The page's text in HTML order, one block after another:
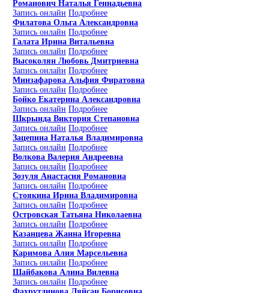
Романович Наталья Геннадьевна
Запись онлайн Подробнее
Филатова Ольга Александровна
Запись онлайн Подробнее
Галата Ирина Витальевна
Запись онлайн Подробнее
Высоколян Любовь Дмитриевна
Запись онлайн Подробнее
Минзафарова Альфия Фиратовна
Запись онлайн Подробнее
Бойко Екатерина Александровна
Запись онлайн Подробнее
Шкрында Виктория Степановна
Запись онлайн Подробнее
Зацепина Наталья Владимировна
Запись онлайн Подробнее
Волкова Валерия Андреевна
Запись онлайн Подробнее
Зозуля Анастасия Романовна
Запись онлайн Подробнее
Стоякина Ирина Владимировна
Запись онлайн Подробнее
Островская Татьяна Николаевна
Запись онлайн Подробнее
Казанцева Жанна Игоревна
Запись онлайн Подробнее
Каримова Алия Марсельевна
Запись онлайн Подробнее
Шайбакова Алина Вилевна
Запись онлайн Подробнее